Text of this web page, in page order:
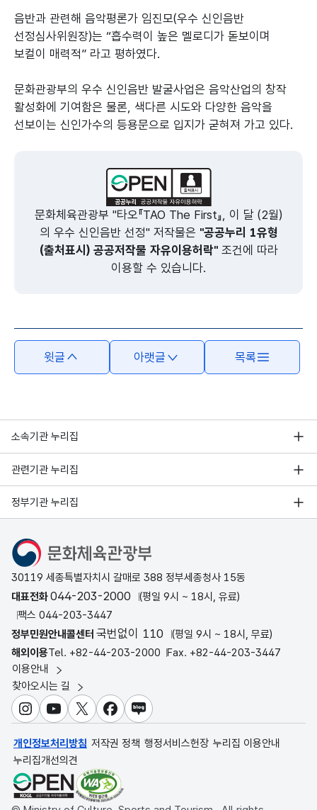
음반과 관련해 음악평론가 임진모(우수 신인음반
선정심사위원장)는 “흡수력이 높은 멜로디가 돋보이며
보컬이 매력적” 라고 평하였다.
문화관광부의 우수 신인음반 발굴사업은 음악산업의 창작
활성화에 기여함은 물론, 색다른 시도와 다양한 음악을
선보이는 신인가수의 등용문으로 입지가 굳혀져 가고 있다.
문화체육관광부 "타오『TAO The First』, 이 달 (2월)
의 우수 신인음반 선정" 저작물은 "공공누리 1유형
(출처표시) 공공저작물 자유이용허락"조건에 따라
이용할 수 있습니다.
윗글 아랫글 목록
소속기관 누리집
관련기관 누리집
정부기관 누리집
문화체육관광부
30119 세종특별자치시 갈매로 388 정부세종청사 15동
대표전화044-203-2000
(평일 9시 ~ 18시, 유료)
팩스 044-203-3447
정부민원안내콜센터 국번없이 110
(평일 9시 ~ 18시, 무료)
해외이용Tel. +82-44-203-2000 Fax. +82-44-203-3447
이용안내
찾아오시는 길
인스타그램
유튜브X 페이스북
블로그
개인정보처리방침 저작권 정책 행정서비스헌장 누리집 이용안내
누리집개선의견